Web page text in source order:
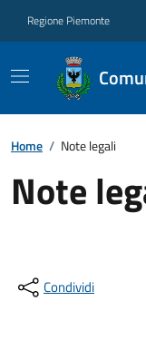
Regione Piemonte
Home / Note legali
Note
Condividi